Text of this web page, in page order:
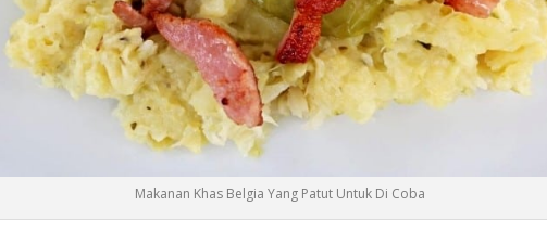
Makanan Khas Belgia Yang Patut Untuk Di Coba